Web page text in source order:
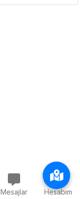
Mesajlar Hesabım